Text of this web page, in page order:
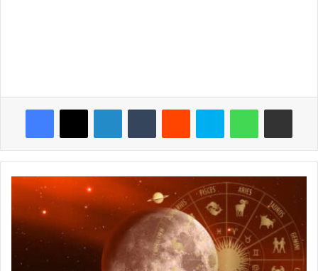
Facebook
X LinkedInTumblr Reddit Skype WhatsAppE-Posta ile
Burç
Yorumları
3
Temmuz